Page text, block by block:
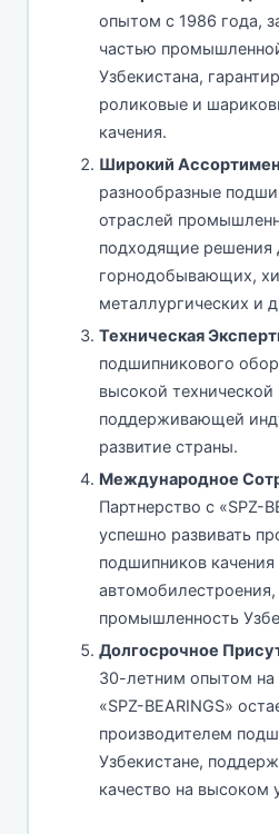
опытом с 1986 года,
частью
Узбекистана,
роликовые и
качения.
Широкий
разнообразные
отраслей
подходящие решения
горнодобывающих,
металлургических и
Техническая
подшипникового
высокой технической
поддерживающей
развитие страны.
Международное
Партнерство с «SPZ-
успешно развивать
подшипников качения
автомобилестроения,
промышленность
Долгосрочное
30-летним опытом
«SPZ-BEARINGS»
производителем
Узбекистане,
качество на высоком